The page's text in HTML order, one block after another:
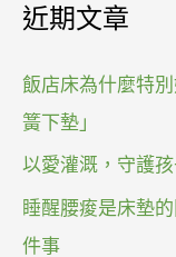
近期文章
飯店床為什麼特
簧下墊」
以愛灌溉，守護
睡醒腰痠是床墊
件事